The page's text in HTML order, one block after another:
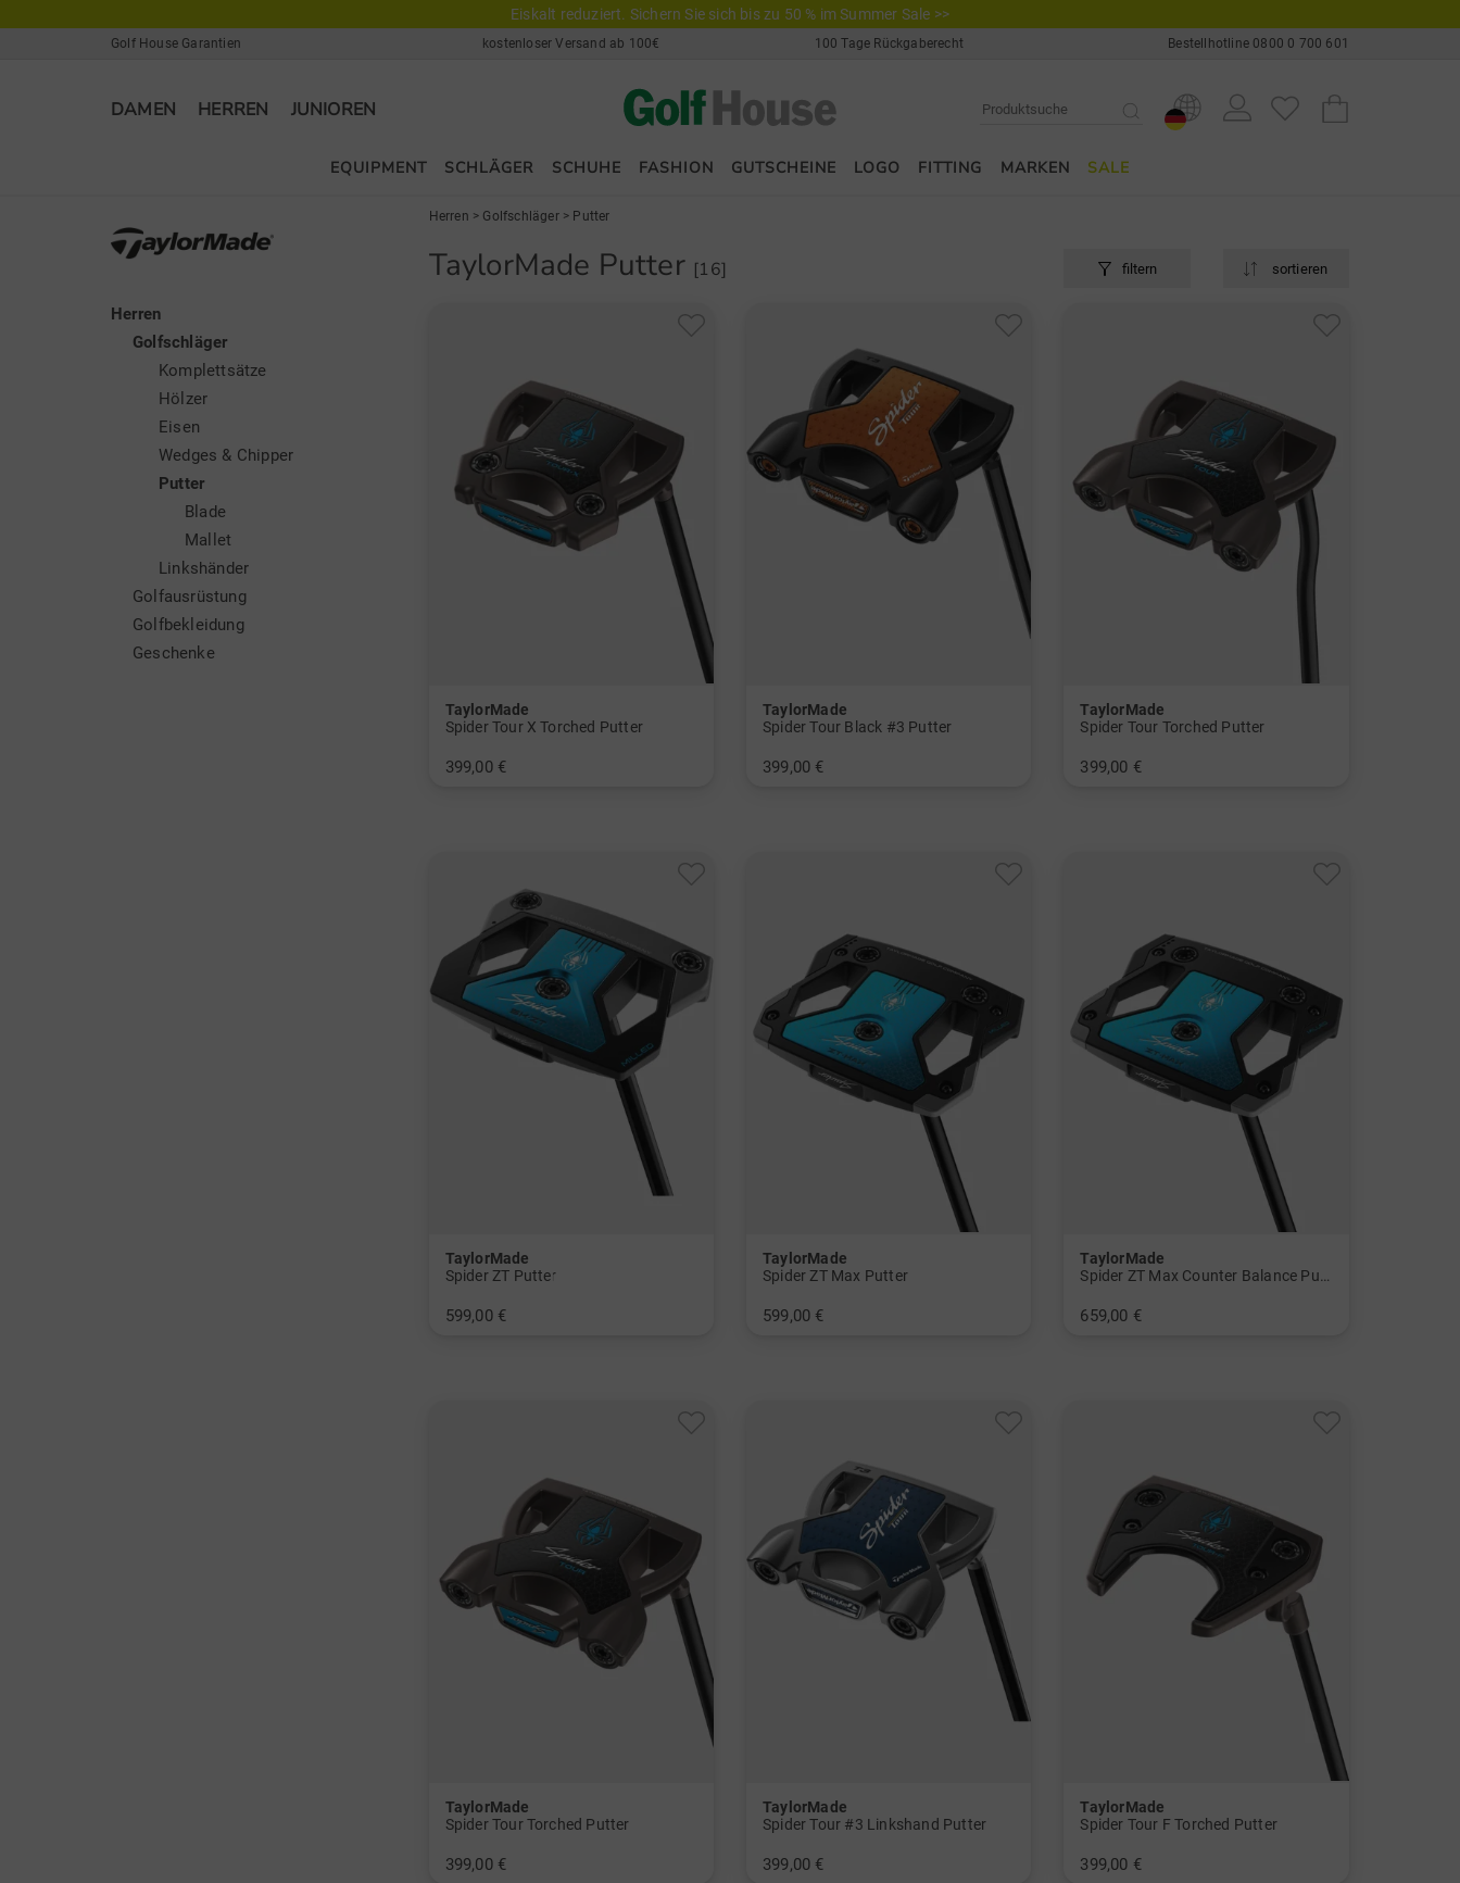
Eiskalt reduziert. Sichern Sie sich bis zu 50 % im Summer Sale >>
Golf House Garantien kostenloser Versand ab 100€ 100 Tage Rückgaberecht Bestellhotline 0800 0 700 601
DAMEN HERREN JUNIOREN
EQUIPMENT SCHLÄGER SCHUHE FASHION GUTSCHEINE LOGO FITTING MARKEN SALE
Herren
Golfschläger
Komplettsätze
Hölzer
Eisen
Wedges & Chipper
Putter
Blade
Mallet
Linkshänder
Golfausrüstung
Golfbekleidung
Geschenke
Herren > Golfschläger> Putter
TaylorMade Putter [16] filtern sortieren
TaylorMade
Spider Tour X Torched Putter
399,00 €
TaylorMade
Spider Tour Black #3 Putter
399,00 €
TaylorMade
Spider Tour Torched Putter
399,00 €
TaylorMade
Spider ZT Putter
599,00 €
TaylorMade
Spider ZT Max Putter
599,00 €
TaylorMade
659,00 €
TaylorMade
Spider Tour Torched Putter
399,00 €
TaylorMade
Spider Tour #3 Linkshand Putter
399,00 €
TaylorMade
Spider Tour F Torched Putter
399,00 €